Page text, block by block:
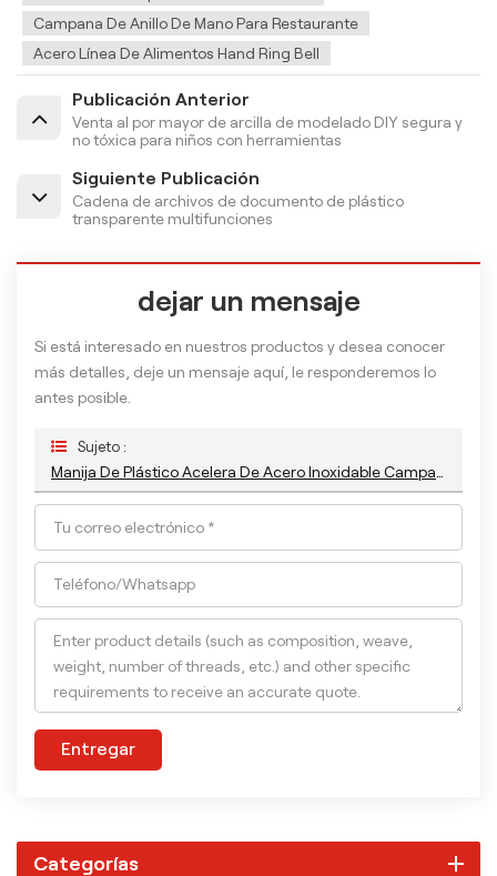
Campana De Anillo De Mano Para Restaurante
Acero Línea De Alimentos Hand Ring Bell
Publicación Anterior
Venta al por mayor de arcilla de modelado DIY segura y
no tóxica para niños con herramientas
Siguiente Publicación
Cadena de archivos de documento de plástico
transparente multifunciones
dejar un mensaje
Si está interesado en nuestros productos y desea conocer
más detalles, deje un mensaje aquí, le responderemos lo
antes posible.
Sujeto :
Entregar
Categorías